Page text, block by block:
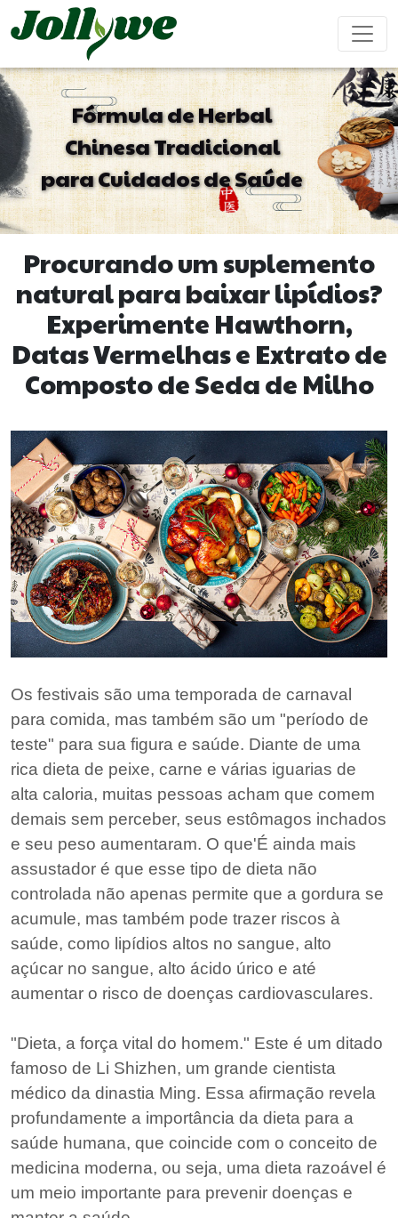
Obstipação
Tratamento
Suplementos
para
Emagrecer
Suplemento
Beleza
Reforço
Sistema
Imunológico
Revigorante
Masculino
Doenças
Cardiovasculares
Tratamento
Suplemento
para
Dormir
Suplemento
para
Crianças
Bolo Ejiao
Comprimidos/Pílulas Cápsulas Bebida em pó
Bebida líquida
Saquinhos de
Chá
Bala de Goma
Sem Açúcar
Fórmula de Herbal
Chinesa Tradicional
para Cuidados de Saúde
Procurando um suplemento
natural para baixar lipídios?
Experimente Hawthorn,
Datas Vermelhas e Extrato de
Composto de Seda de Milho
Os festivais são uma temporada de carnaval
para comida, mas também são um "período de
teste" para sua figura e saúde. Diante de uma
rica dieta de peixe, carne e várias iguarias de
alta caloria, muitas pessoas acham que comem
demais sem perceber, seus estômagos inchados
e seu peso aumentaram. O que'É ainda mais
assustador é que esse tipo de dieta não
controlada não apenas permite que a gordura se
acumule, mas também pode trazer riscos à
saúde, como lipídios altos no sangue, alto
açúcar no sangue, alto ácido úrico e até
aumentar o risco de doenças cardiovasculares.
"Dieta, a força vital do homem." Este é um ditado
famoso de Li Shizhen, um grande cientista
médico da dinastia Ming. Essa afirmação revela
profundamente a importância da dieta para a
saúde humana, que coincide com o conceito de
medicina moderna, ou seja, uma dieta razoável é
um meio importante para prevenir doenças e